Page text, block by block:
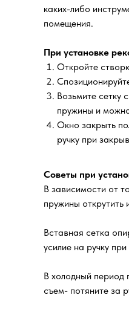
каких-либо
помещения.
При установке
Откройте
Возьмите сетку
пружины и
Окно закрыть
ручку при
Советы при
В зависимости от
пружины открутить
Вставная сетка
усилие на ручку
В холодный период
съем- потяните за